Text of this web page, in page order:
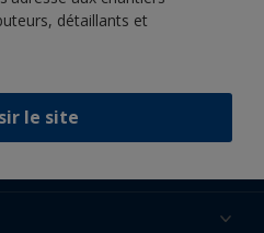
détaillants et
le site